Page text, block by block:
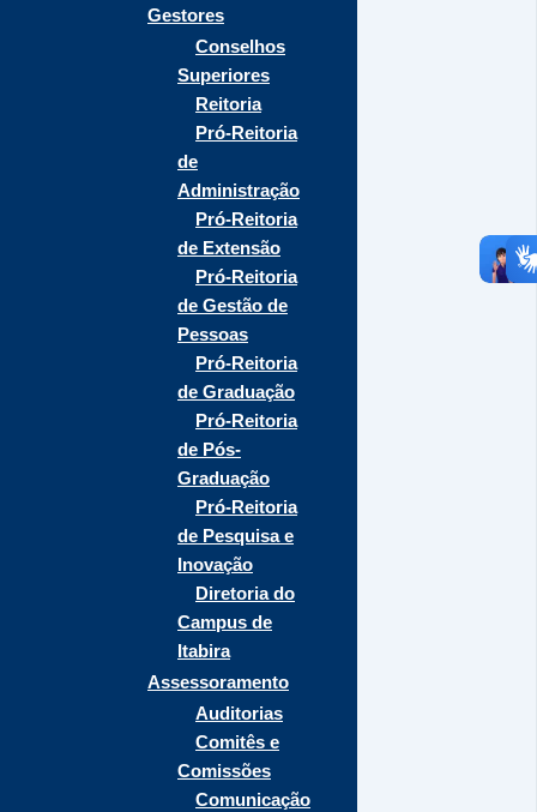
Gestores
Conselhos
Superiores
Reitoria
Pró-Reitoria
de
Administração
Pró-Reitoria
de Extensão
Pró-Reitoria
de Gestão de
Pessoas
Pró-Reitoria
de Graduação
Pró-Reitoria
de Pós-
Graduação
Pró-Reitoria
de Pesquisa e
Inovação
Diretoria do
Campus de
Itabira
Assessoramento
Auditorias
Comitês e
Comissões
Comunicação